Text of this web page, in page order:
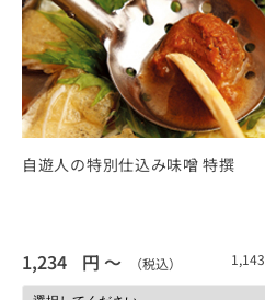
自遊人の特別仕込み味噌 特撰
1,234 円 ～ （税込） 1,143